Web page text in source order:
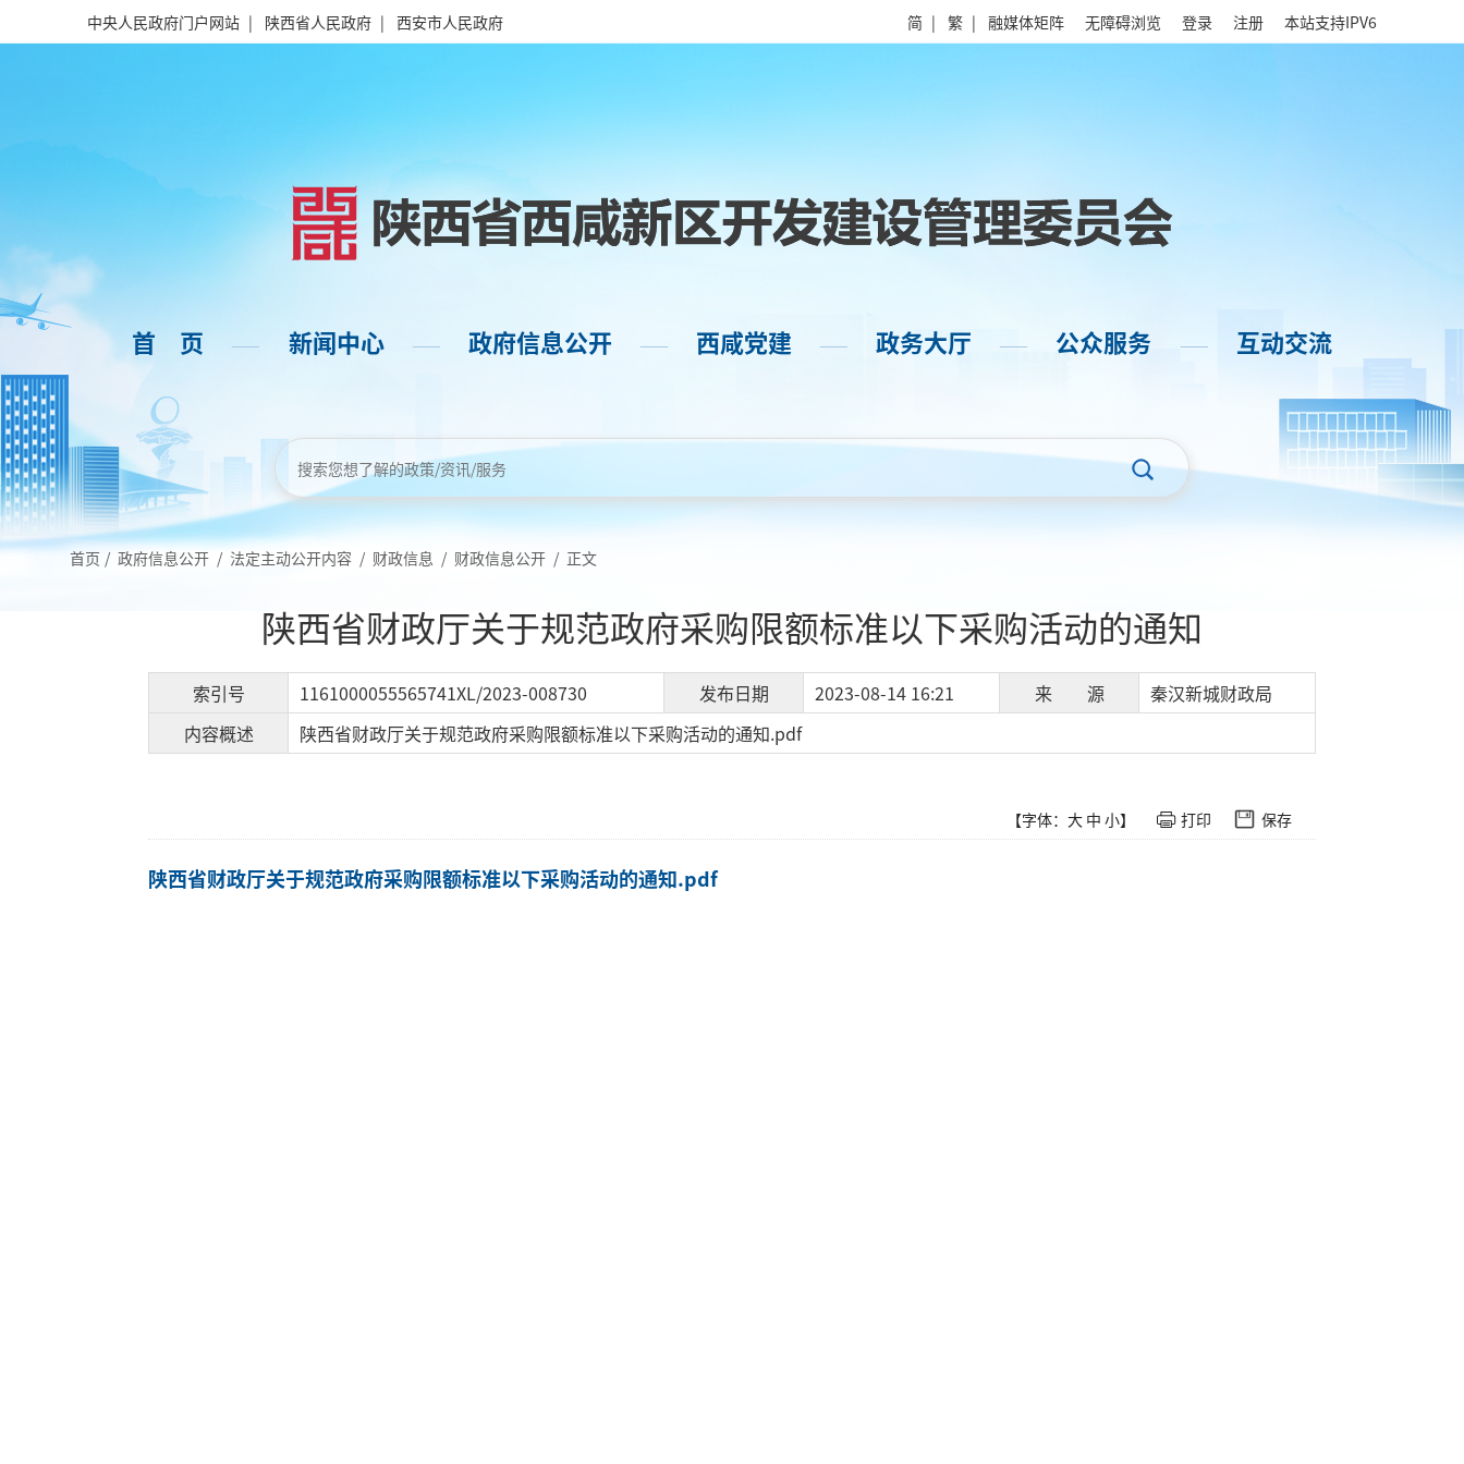
中央人民政府门户网站 | 陕西省人民政府 | 西安市人民政府 简 | 繁 | 融媒体矩阵 无障碍浏览 登录 注册 本站支持IPV6
首 页 —— 新闻中心 —— 政府信息公开 —— 西咸党建 —— 政务大厅 —— 公众服务 —— 互动交流
首页 / 政府信息公开 / 法定主动公开内容 / 财政信息 / 财政信息公开 / 正文
陕西省财政厅关于规范政府采购限额标准以下采购活动的通知
索引号 1161000055565741XL/2023-008730 发布日期 2023-08-14 16:21 来 源
秦汉新城财政局
内容概述
陕西省财政厅关于规范政府采购限额标准以下采购活动的通知.pdf
【字体： 大 中 小】 打印 保存
陕西省财政厅关于规范政府采购限额标准以下采购活动的通知.pdf